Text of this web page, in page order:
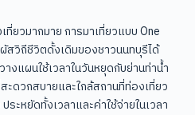
ยวมากมาย การมาเที่ยวแบบ One
สวิถีชีวิตดั้งเดิมของชาวนนทบุรีได้
งแผนใช้เวลาในวันหยุดกับย่านท่าน้ำ
ดวกสบายและใกล้สถานที่ท่องเที่ยว
ะหยัดทั้งเวลาและค่าใช้จ่ายในเวลา